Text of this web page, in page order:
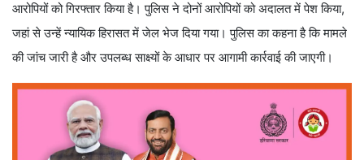
आरोपियों को गिरफ्तार किया है। पुलिस ने दोनों आरोपियों को अदालत में पेश किया,
जहां से उन्हें न्यायिक हिरासत में जेल भेज दिया गया। पुलिस का कहना है कि मामले
की जांच जारी है और उपलब्ध साक्ष्यों के आधार पर आगामी कार्रवाई की जाएगी।